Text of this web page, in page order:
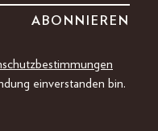
einverstanden bin.